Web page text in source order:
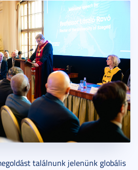
találnunk jelenünk globális